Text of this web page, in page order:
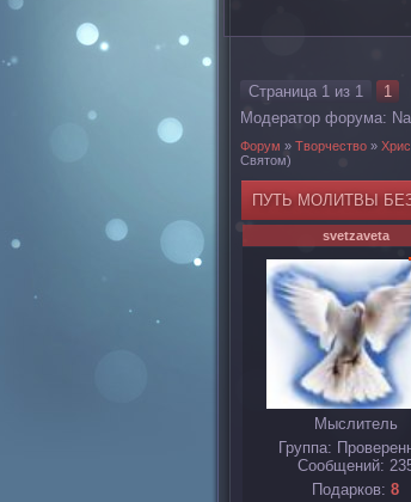
Страница 1 из 1
1
Модератор форума:
Форум » Творчество »
Святом)
ПУТЬ МОЛИТВЫ
svetzaveta
Мыслитель
Группа:
Сообщений:
Подарков: 8